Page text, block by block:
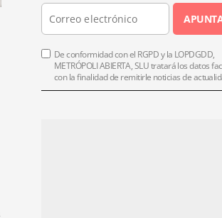
De conformidad con el RGPD y la LOPDGDD,
METRÓPOLI ABIERTA, SLU tratará los datos
con la finalidad de remitirle noticias de